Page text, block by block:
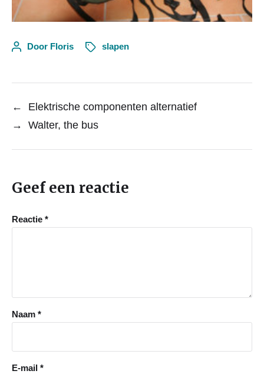
Door Floris slapen
←
Elektrische componenten alternatief
→
Walter, the bus
Geef een reactie
Reactie *
Naam *
E-mail *